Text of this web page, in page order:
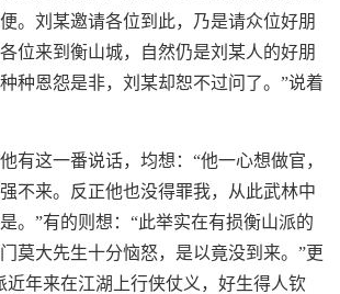
。刘某邀请各位到此，乃是请众位好朋
位来到衡山城，自然仍是刘某人的好朋
种恩怨是非，刘某却恕不过问了。”说着
有这一番说话，均想：“他一心想做官，
不来。反正他也没得罪我，从此武林中
。”有的则想：“此举实在有损衡山派的
莫大先生十分恼怒，是以竟没到来。”更
近年来在江湖上行侠仗义，好生得人钦